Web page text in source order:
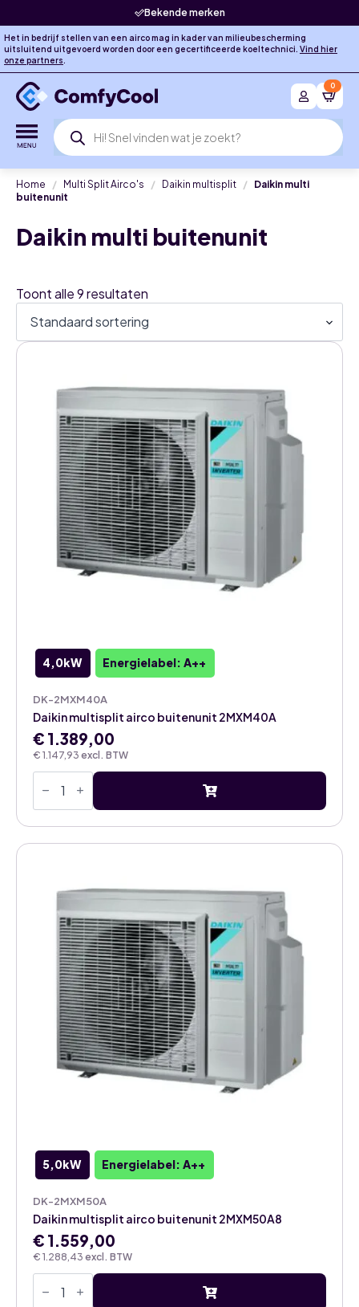
Bekende merken
Het in bedrijf stellen van een airco mag in kader van milieubescherming
uitsluitend uitgevoerd worden door een gecertificeerde koeltechnici. Vind hier
onze partners.
Producten
zoeken
0
Home Multi Split Airco's Daikin multisplit
Daikin multi
buitenunit
Daikin multi buitenunit
Toont alle 9 resultaten
4,0kW Energielabel: A++
DK-2MXM40A
€ 1.147,93 excl. BTW
Daikin multisplit airco buitenunit 2MXM40A
€ 1.389,00
Daikin
multisplit
buitenunit
2MXM40A
aantal
5,0kW Energielabel: A++
DK-2MXM50A
€ 1.288,43 excl. BTW
Daikin multisplit airco buitenunit 2MXM50A8
€ 1.559,00
Daikin
multisplit